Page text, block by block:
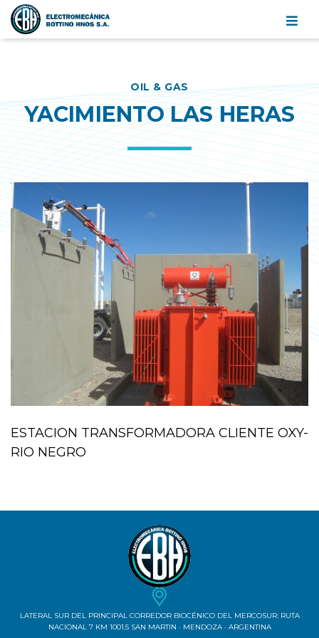
Electromecánica
Categorías
OIL & GAS
YACIMIENTO LAS HERAS
ESTACION TRANSFORMADORA CLIENTE OXY-
RIO NEGRO
LATERAL SUR DEL PRINCIPAL CORREDOR BIOCÉNICO DEL MERCOSUR: RUTA
NACIONAL 7 KM 1001.5 SAN MARTIN · MENDOZA · ARGENTINA